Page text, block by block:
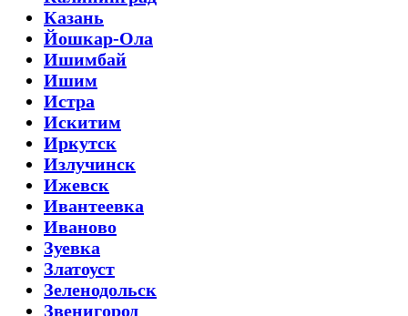
Казань
Йошкар-Ола
Ишимбай
Ишим
Истра
Искитим
Иркутск
Излучинск
Ижевск
Ивантеевка
Иваново
Зуевка
Златоуст
Зеленодольск
Звенигород